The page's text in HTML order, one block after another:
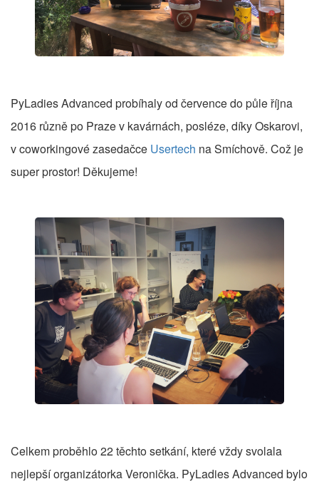
PyLadies Advanced probíhaly od července do půle října
2016 různě po Praze v kavárnách, posléze, díky Oskarovi,
v coworkingové zasedačce Usertech na Smíchově. Což je
super prostor! Děkujeme!
Celkem proběhlo 22 těchto setkání, které vždy svolala
nejlepší organizátorka Veronička. PyLadies Advanced bylo